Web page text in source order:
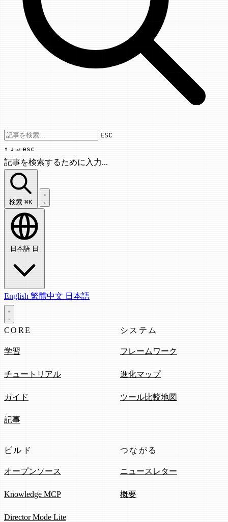
Use arrow keys to navigate results,
ESC
↑ ↓ ↵ esc
記事を検索するために入力...
記事を検索...
検索 ⌘K
日本語 日
English 繁體中文 日本語
CORE
学習
チュートリアル
ガイド
記事
システム
フレームワーク
進化マップ
ツール比較地図
ビルド
オープンソース
Knowledge MCP
Director Mode Lite
つながる
ニュースレター
概要